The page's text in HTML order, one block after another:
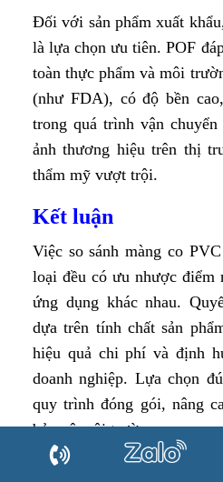
Đối với sản phẩm xuất
là lựa chọn ưu tiên. POF
toàn thực phẩm và môi
(như FDA), có độ bền
trong quá trình vận
ảnh thương hiệu trên thị
thẩm mỹ vượt trội.
Kết luận
Việc so sánh màng co
loại đều có ưu nhược điểm
ứng dụng khác nhau.
dựa trên tính chất sản
hiệu quả chi phí và định
doanh nghiệp. Lựa chọn
quy trình đóng gói, nâng
bảo vệ môi trường.
Liên hệ ngay Công ty